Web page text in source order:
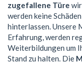
zugefallene Türe
werden keine
hinterlassen. Unsere
Erfahrung, werden
Weiterbildungen um
Stand zu halten. Die